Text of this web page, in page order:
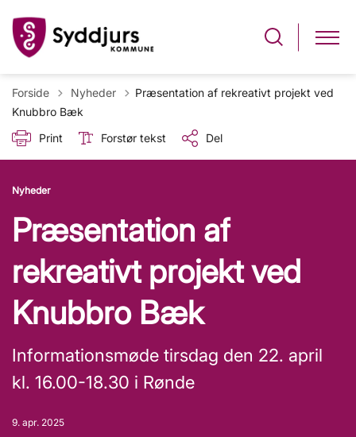
Forside Tilbage til
Nyheder
Præsentation af rekreativt projekt ved
Knubbro Bæk
Print
Forstør tekst Del
Nyheder
Præsentation af
rekreativt projekt ved
Knubbro Bæk
Informationsmøde tirsdag den 22. april
kl. 16.00-18.30 i Rønde
9. apr. 2025